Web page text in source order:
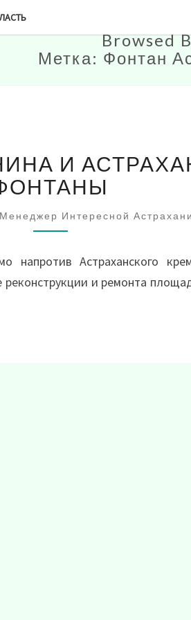
Browsed
Метка: Фонтан
ЛЕНИНА
И
АСТРАХАНСКИЕ
ФОНТАНЫ
И
Менеджер Интересной Астрахани
напротив Астраханского
и ремонта